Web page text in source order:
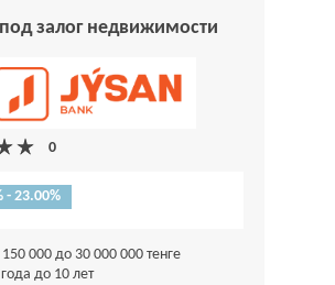
залог недвижимости
- 23.00%
150 000 до 30 000 000 тенге
до 10 лет